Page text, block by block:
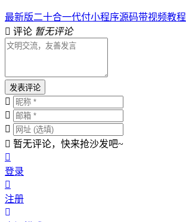
最新版二十合一代付小程序源码带视频教程
评论 暂无评论
发表评论
暂无评论，快来抢沙发吧~
登录
注册